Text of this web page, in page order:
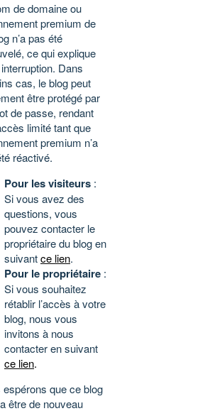
de domaine ou
premium de
n’a pas été
ce qui explique
Dans
cas, le blog peut
être protégé par
de passe, rendant
limité tant que
premium n’a
réactivé.
Pour les visiteurs :
Si vous avez des
questions, vous
pouvez contacter le
propriétaire du blog en
suivantce lien.
Pour le propriétaire :
Si vous souhaitez
rétablir l’accès à votre
blog, nous vous
invitons à nous
contacter en suivant
ce lien.
espérons que ce blog
être de nouveau